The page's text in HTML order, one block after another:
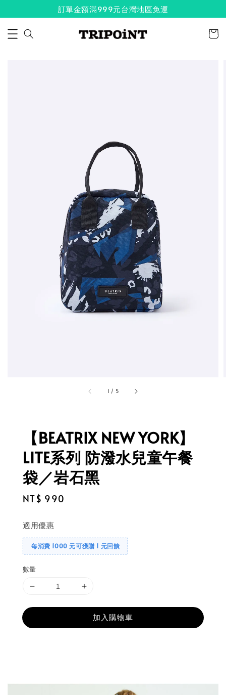
訂單金額滿999元台灣地區免運
1 / 5
【BEATRIX NEW YORK】
LITE系列 防潑水兒童午餐
袋／岩石黑
Regular
NT$ 990
適用優惠
每消費 1000 元可獲贈 1 元回饋
數量
加入購物車